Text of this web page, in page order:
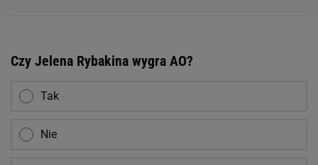
Czy Jelena Rybakina wygra AO?
Tak
Nie